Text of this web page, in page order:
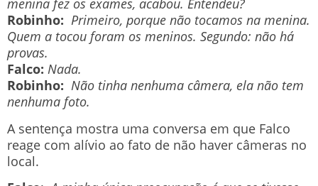
menina fez os exames, acabou. Entendeu?
Robinho: Primeiro, porque não tocamos na menina.
Quem a tocou foram os meninos. Segundo: não há
provas.
Falco: Nada.
Robinho: Não tinha nenhuma câmera, ela não tem
nenhuma foto.
A sentença mostra uma conversa em que Falco
reage com alívio ao fato de não haver câmeras no
local.